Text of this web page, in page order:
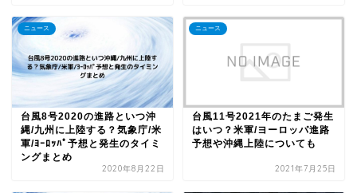
ニュース
台風8号2020の進路といつ沖
縄/九州に上陸する？気象庁/米
軍/ﾖｰﾛｯﾊﾟ予想と発生のタイミ
ングまとめ
2020年8月22日
ニュース
台風11号2021年のたまご発生
はいつ？米軍/ヨーロッパ進路
予想や沖縄上陸についても
2021年7月25日